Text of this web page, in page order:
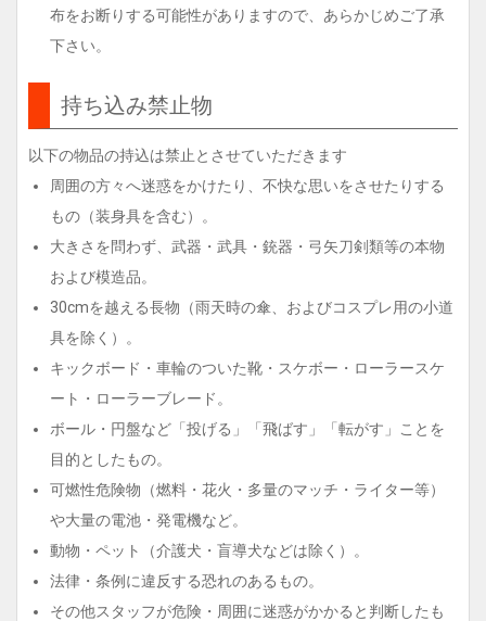
布をお断りする可能性がありますので、あらかじめご了承
下さい。
持ち込み禁止物
以下の物品の持込は禁止とさせていただきます
周囲の方々へ迷惑をかけたり、不快な思いをさせたりする
もの（装身具を含む）。
大きさを問わず、武器・武具・銃器・弓矢刀剣類等の本物
および模造品。
30cmを越える長物（雨天時の傘、およびコスプレ用の小道
具を除く）。
キックボード・車輪のついた靴・スケボー・ローラースケ
ート・ローラーブレード。
ボール・円盤など「投げる」「飛ばす」「転がす」ことを
目的としたもの。
可燃性危険物（燃料・花火・多量のマッチ・ライター等）
や大量の電池・発電機など。
動物・ペット（介護犬・盲導犬などは除く）。
法律・条例に違反する恐れのあるもの。
その他スタッフが危険・周囲に迷惑がかかると判断したも